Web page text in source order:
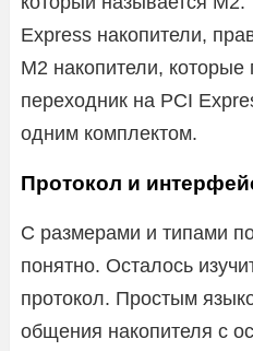
Express накопители,
M2 накопители,
переходник на PCI
одним комплектом.
Протокол и
С размерами и типами
понятно. Осталось
протокол. Простым
общения накопителя с